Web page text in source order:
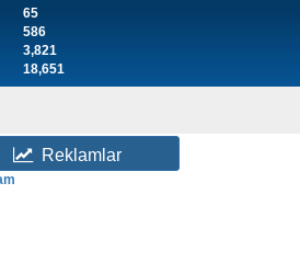
65
586
3,821
18,651
Reklamlar